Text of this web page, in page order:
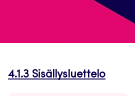
4.1.3 Sisällysluettelo